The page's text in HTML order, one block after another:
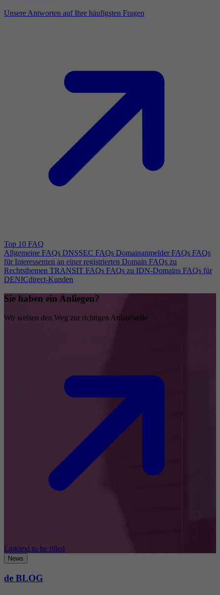
Unsere Antworten auf Ihre häufigsten Fragen
Top 10 FAQ
Allgemeine FAQs DNSSEC FAQs Domainanmelder FAQs FAQs
für Interessenten an einer registrierten Domain FAQs zu
Rechtsthemen TRANSIT FAQs FAQs zu IDN-Domains FAQs für
DENICdirect-Kunden
Sie haben ein Anliegen?
Wir weisen den Weg zur richtigen Anlaufstelle
Linktext to be filled
News
de BLOG